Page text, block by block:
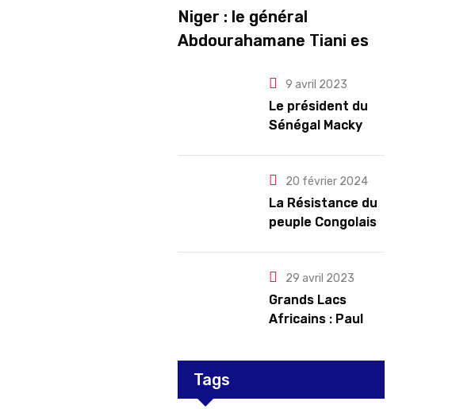
Niger : le général
Abdourahamane Tiani est
président pour cinq ans
renouvelables
9 avril 2023
Le président du
Sénégal Macky
l’arrêt des
troubles
20 février 2024
La Résistance du
peuple Congolais
par le Rwanda
29 avril 2023
Grands Lacs
Africains : Paul
redorer le blason
Tags